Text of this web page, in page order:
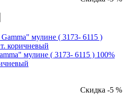
мулине ( 3173- 6115 ) 100%
Скидка -5 %